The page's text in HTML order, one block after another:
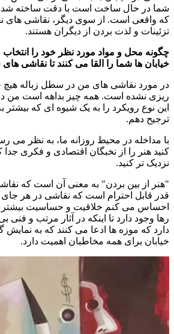
شما در حال ساخت است با دقت ساخته
که واقعی است. از سوی دیگر، نقاشی های
تزئینات و لذت بردن از دیگران هستند.
چگونه محل و مواد مورد نظر خود را انتخاب
خیابان ها شما را القا می کنند تا نقاشی
در مورد نقاشی های من در سطل زباله هیچ
ریزی نشده است. همه چیز بداهه است من
این نوع رویکرد را به یک شیوه ای که بیشتر
ترجیح دهم.
با مداخله در محیط روزانه ما، به نظر
کنید هنر را از نخبگان اقتصادی و فکری جدا
نزدیک تر کنید.
"هنر از بین بردن" به معنی آن است که
قدر قابل احترام است که نقاشی در هر
احساس می کنم خلاقیت و حساسیت
رها وجود دارد تا اینکه در آثار مرتب و
دارد که موزه ها ادعا می کنند که به نمایش
خیابان برای همه مخاطبان اهمیت دارد.